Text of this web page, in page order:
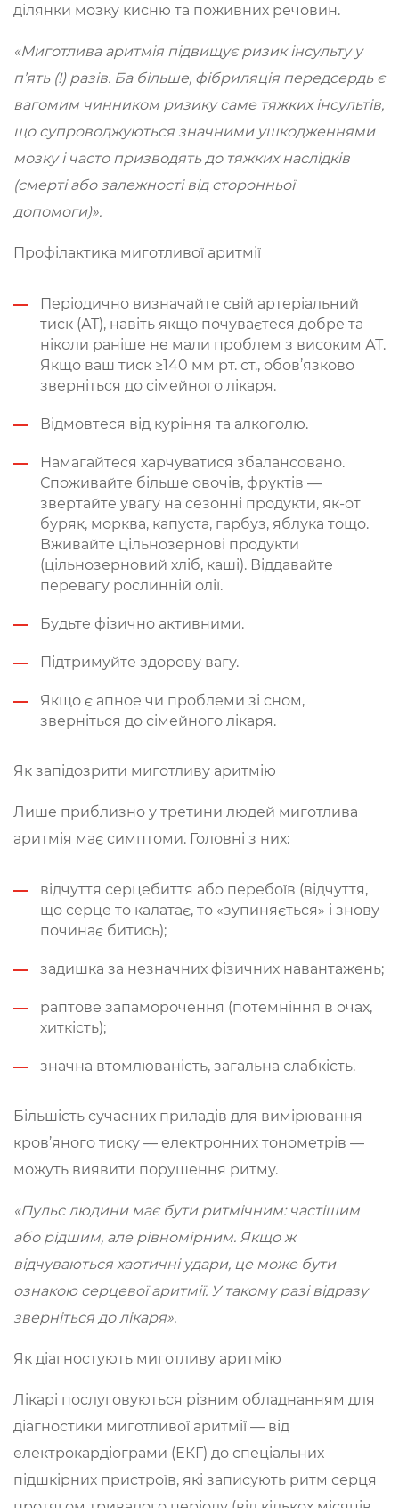
ділянки мозку кисню та поживних речовин.
«Миготлива аритмія підвищує ризик інсульту у
п’ять (!) разів. Ба більше, фібриляція передсердь є
вагомим чинником ризику саме тяжких інсультів,
що супроводжуються значними ушкодженнями
мозку і часто призводять до тяжких наслідків
(смерті або залежності від сторонньої
допомоги)».
Профілактика миготливої аритмії
Періодично визначайте свій артеріальний
тиск (АТ), навіть якщо почуваєтеся добре та
ніколи раніше не мали проблем з високим АТ.
Якщо ваш тиск ≥140 мм рт. ст., обов’язково
зверніться до сімейного лікаря.
Відмовтеся від куріння та алкоголю.
Намагайтеся харчуватися збалансовано.
Споживайте більше овочів, фруктів —
звертайте увагу на сезонні продукти, як-от
буряк, морква, капуста, гарбуз, яблука тощо.
Вживайте цільнозернові продукти
(цільнозерновий хліб, каші). Віддавайте
перевагу рослинній олії.
Будьте фізично активними.
Підтримуйте здорову вагу.
Якщо є апное чи проблеми зі сном,
зверніться до сімейного лікаря.
Як запідозрити миготливу аритмію
Лише приблизно у третини людей миготлива
аритмія має симптоми. Головні з них:
відчуття серцебиття або перебоїв (відчуття,
що серце то калатає, то «зупиняється» і знову
починає битись);
задишка за незначних фізичних навантажень;
раптове запаморочення (потемніння в очах,
хиткість);
значна втомлюваність, загальна слабкість.
Більшість сучасних приладів для вимірювання
кров’яного тиску — електронних тонометрів —
можуть виявити порушення ритму.
«Пульс людини має бути ритмічним: частішим
або рідшим, але рівномірним. Якщо ж
відчуваються хаотичні удари, це може бути
ознакою серцевої аритмії. У такому разі відразу
зверніться до лікаря».
Як діагностують миготливу аритмію
Лікарі послуговуються різним обладнанням для
діагностики миготливої аритмії — від
електрокардіограми (ЕКГ) до спеціальних
підшкірних пристроїв, які записують ритм серця